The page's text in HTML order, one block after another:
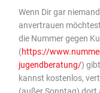
Wenn Dir gar
anvertrauen
die Nummer gegen
(https://
jugendberatung/)
kannst kostenlos,